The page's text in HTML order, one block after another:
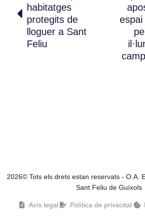
habitatges
protegits de
lloguer a Sant
Feliu
espai
2026© Tots els drets estan reservats - O.A.
Sant Feliu de Guíxols
Avís legal Política de privacitat